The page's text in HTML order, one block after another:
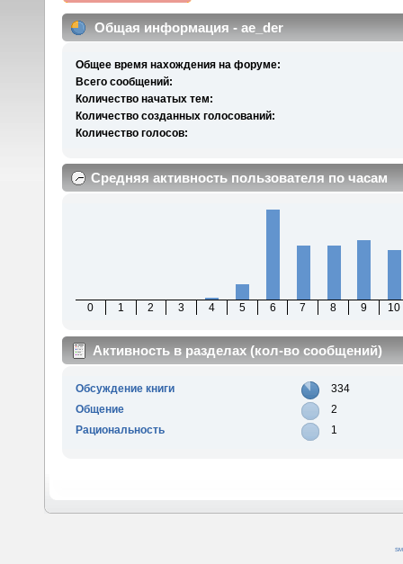
Общая информация - ae_der
Общее время нахождения на форуме:
Всего сообщений:
Количество начатых тем:
Количество созданных голосований:
Количество голосов:
Средняя активность пользователя по часам
0 1 2 3 4 5 6 7 8 9 10
Активность в разделах (кол-во сообщений)
Обсуждение книги
334
Общение
2
Рациональность
1